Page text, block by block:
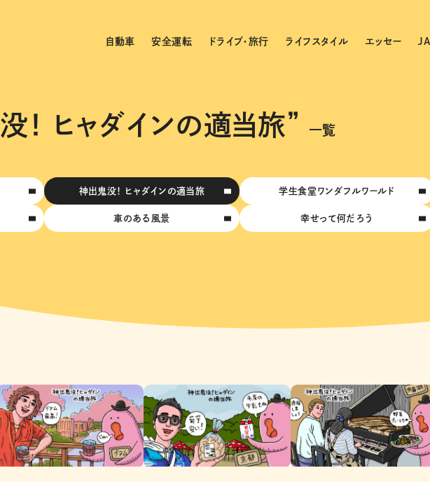
自動車 安全運転 ドライブ・旅行 ライフスタイル エッセー
！ ヒャダインの適当旅” 一覧
神出鬼没！ ヒャダインの適当旅 学生食堂ワンダフルワールド
車のある風景 幸せって何だろう